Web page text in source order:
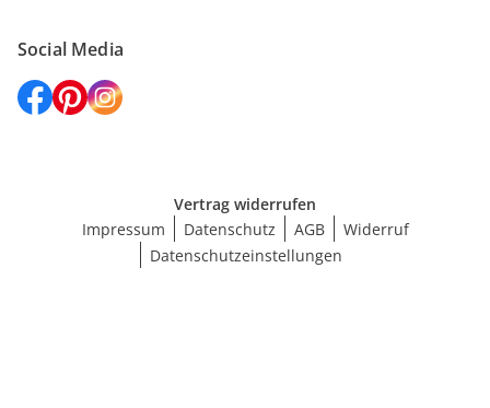
Social Media
Vertrag widerrufen
Impressum
Datenschutz AGB
Widerruf
Datenschutzeinstellungen